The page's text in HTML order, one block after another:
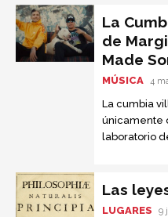
Primera
reunirse
volviera a
La
de
Made
MÚSICA 4
La cumbia
únicamente
laboratorio
Las
LUGARES 9